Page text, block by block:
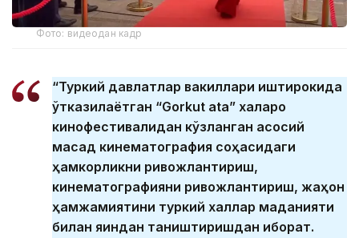
Фото: видеодан кадр
“Туркий давлатлар вакиллари иштирокида
ўтказилаётган “Gorkut ata” халқаро
кинофестивалидан кўзланган асосий
мақсад кинематография соҳасидаги
ҳамкорликни ривожлантириш,
кинематографияни ривожлантириш, жаҳон
ҳамжамиятини туркий халқлар маданияти
билан яқиндан таништиришдан иборат.